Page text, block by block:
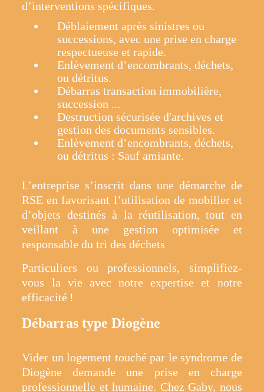
d’interventions spécifiques.
Déblaiement après sinistres ou
successions, avec une prise en charge
respectueuse et rapide.
Enlèvement d’encombrants, déchets,
ou détritus.
Débarras transaction immobilière,
succession ...
Destruction sécurisée d'archives et
gestion des documents sensibles.
Enlèvement d’encombrants, déchets,
ou détritus : Sauf amiante.
L’entreprise s’inscrit dans une démarche de
RSE en favorisant l’utilisation de mobilier et
d’objets destinés à la réutilisation, tout en
veillant à une gestion optimisée et
responsable du tri des déchets
Particuliers ou professionnels, simplifiez-
vous la vie avec notre expertise et notre
efficacité !
Débarras type Diogène
Vider un logement touché par le syndrome de
Diogène demande une prise en charge
professionnelle et humaine. Chez Gaby, nous